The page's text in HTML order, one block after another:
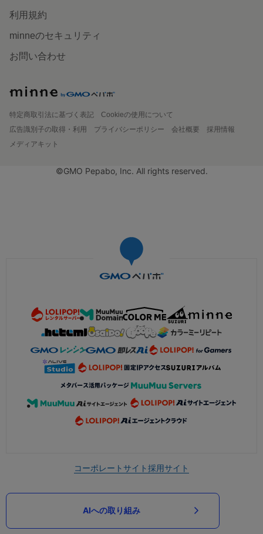
利用規約
minneのセキュリティ
お問い合わせ
特定商取引法に基づく表記
Cookieの使用について
広告識別子の取得・利用
プライバシーポリシー 会社概要
採用情報
メディアキット
©GMO Pepabo, Inc. All rights reserved.
コーポレートサイト採用サイト
AIへの取り組み